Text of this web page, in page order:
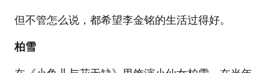
但不管怎么说，都希望李金铭的生活过得好。
柏雪